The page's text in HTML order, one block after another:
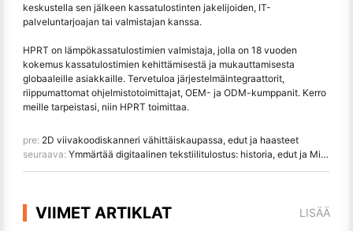
keskustella sen jälkeen kassatulostinten jakelijoiden, IT-
palveluntarjoajan tai valmistajan kanssa.
HPRT on lämpökassatulostimien valmistaja, jolla on 18 vuoden
kokemus kassatulostimien kehittämisestä ja mukauttamisesta
globaaleille asiakkaille. Tervetuloa järjestelmäintegraattorit,
riippumattomat ohjelmistotoimittajat, OEM- ja ODM-kumppanit. Kerro
meille tarpeistasi, niin HPRT toimittaa.
pre: 2D viivakoodiskanneri vähittäiskaupassa, edut ja haasteet
seuraava: Ymmärtää digitaalinen tekstiilitulostus: historia, edut ja Miinukset
VIIMET ARTIKLAT LISÄÄ